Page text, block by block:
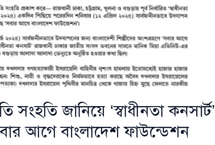
সংহতি জানিয়ে ‘স্বাধীনতা কনসার্ট’
আগে বাংলাদেশ ফাউন্ডেশন